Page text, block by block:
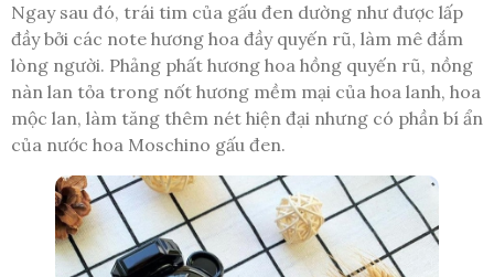
Ngay sau đó, trái tim của gấu đen dường như được lấp
đầy bởi các note hương hoa đầy quyến rũ, làm mê đắm
lòng người. Phảng phất hương hoa hồng quyến rũ, nồng
nàn lan tỏa trong nốt hương mềm mại của hoa lanh, hoa
mộc lan, làm tăng thêm nét hiện đại nhưng có phần bí ẩn
của nước hoa Moschino gấu đen.